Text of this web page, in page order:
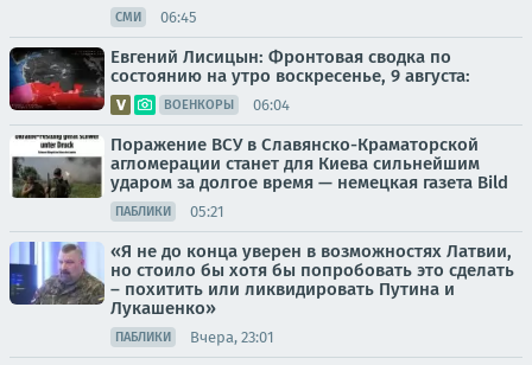
СМИ 06:45
Евгений Лисицын: Фронтовая сводка по
состоянию на утро воскресенье, 9 августа:
ВОЕНКОРЫ 06:04
Поражение ВСУ в Славянско-Краматорской
агломерации станет для Киева сильнейшим
ударом за долгое время — немецкая газета Bild
ПАБЛИКИ 05:21
«Я не до конца уверен в возможностях Латвии,
но стоило бы хотя бы попробовать это сделать
– похитить или ликвидировать Путина и
Лукашенко»
ПАБЛИКИ Вчера, 23:01